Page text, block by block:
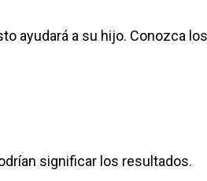
ayudará a su hijo. Conozca los
significar los resultados.